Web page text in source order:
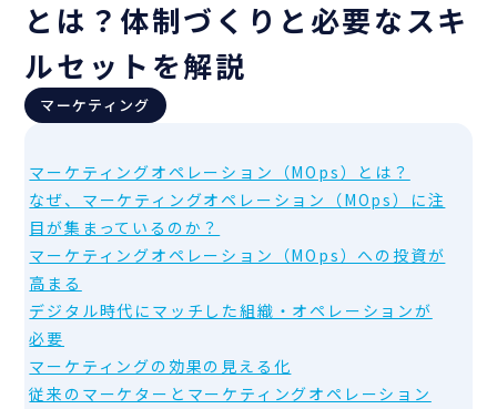
とは？体制づくりと必要なスキ
ルセットを解説
マーケティング
マーケティングオペレーション（MOps）とは？
なぜ、マーケティングオペレーション（MOps）に注
目が集まっているのか？
マーケティングオペレーション（MOps）への投資が
高まる
デジタル時代にマッチした組織・オペレーションが
必要
マーケティングの効果の見える化
従来のマーケターとマーケティングオペレーション